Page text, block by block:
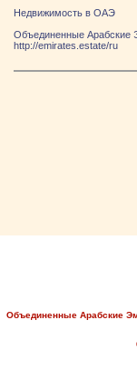
Недвижимость в ОАЭ
Объединенные Арабские
http://emirates.estate/ru
Объединенные Арабские